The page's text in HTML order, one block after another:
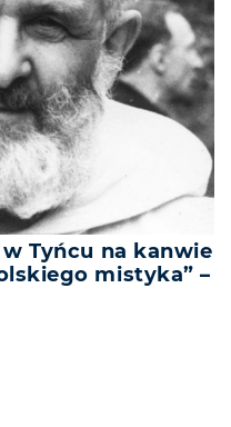
Tyńcu na kanwie
mistyka” –